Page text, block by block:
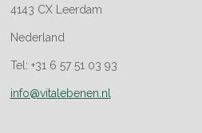
4143 CX Leerdam
Nederland
Tel: +31 6 57 51 03 93
info@vitalebenen.nl